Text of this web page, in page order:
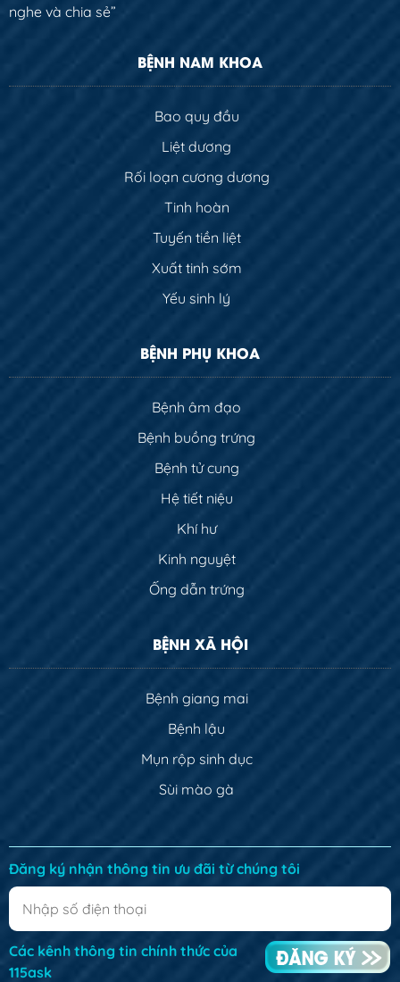
nghe và chia sẻ”
BỆNH NAM KHOA
Bao quy đầu
Liệt dương
Rối loạn cương dương
Tinh hoàn
Tuyến tiền liệt
Xuất tinh sớm
Yếu sinh lý
BỆNH PHỤ KHOA
Bệnh âm đạo
Bệnh buồng trứng
Bệnh tử cung
Hệ tiết niệu
Khí hư
Kinh nguyệt
Ống dẫn trứng
BỆNH XÃ HỘI
Bệnh giang mai
Bệnh lậu
Mụn rộp sinh dục
Sùi mào gà
Đăng ký nhận thông tin ưu đãi từ chúng tôi
Các kênh thông tin chính thức của
115ask